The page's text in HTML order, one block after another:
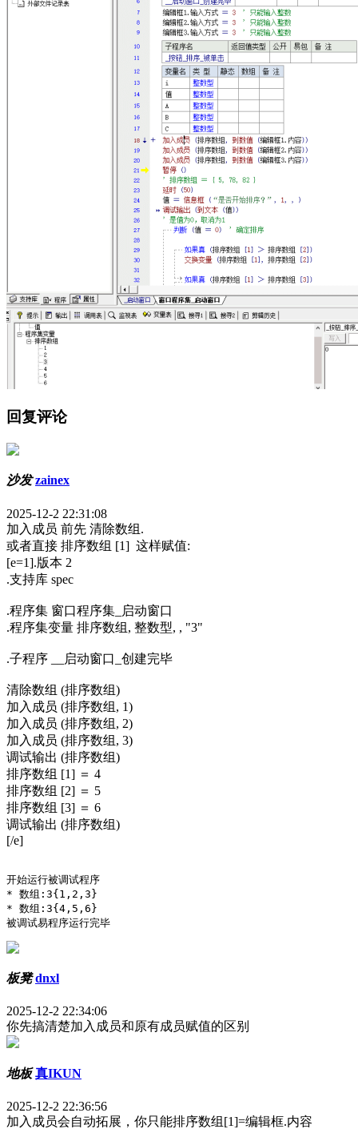
回复评论
沙发 zainex
2025-12-2 22:31:08
加入成员 前先 清除数组.
或者直接 排序数组 [1] 这样赋值:
[e=1].版本 2
.支持库 spec
.程序集 窗口程序集_启动窗口
.程序集变量 排序数组, 整数型, , "3"
.子程序 __启动窗口_创建完毕
清除数组 (排序数组)
加入成员 (排序数组, 1)
加入成员 (排序数组, 2)
加入成员 (排序数组, 3)
调试输出 (排序数组)
排序数组 [1] ＝ 4
排序数组 [2] ＝ 5
排序数组 [3] ＝ 6
调试输出 (排序数组)
[/e]
开始运行被调试程序
* 数组:3{1,2,3}
* 数组:3{4,5,6}
被调试易程序运行完毕
板凳 dnxl
2025-12-2 22:34:06
你先搞清楚加入成员和原有成员赋值的区别
地板 真IKUN
2025-12-2 22:36:56
加入成员会自动拓展，你只能排序数组[1]=编辑框.内容